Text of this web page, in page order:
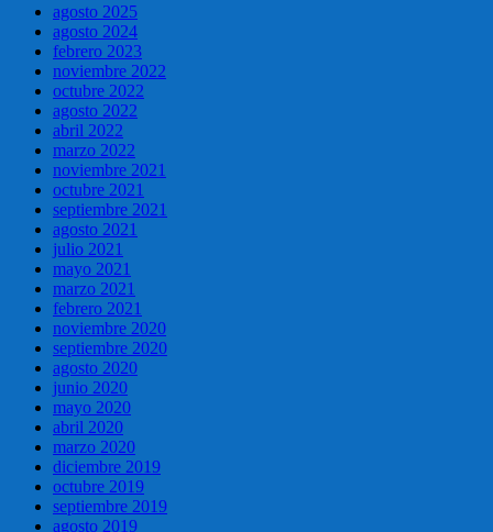
agosto 2025
agosto 2024
febrero 2023
noviembre 2022
octubre 2022
agosto 2022
abril 2022
marzo 2022
noviembre 2021
octubre 2021
septiembre 2021
agosto 2021
julio 2021
mayo 2021
marzo 2021
febrero 2021
noviembre 2020
septiembre 2020
agosto 2020
junio 2020
mayo 2020
abril 2020
marzo 2020
diciembre 2019
octubre 2019
septiembre 2019
agosto 2019